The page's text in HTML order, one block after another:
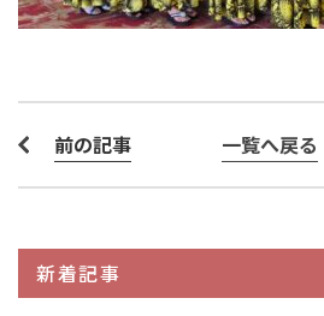
前の記事 一覧へ戻る
新着記事